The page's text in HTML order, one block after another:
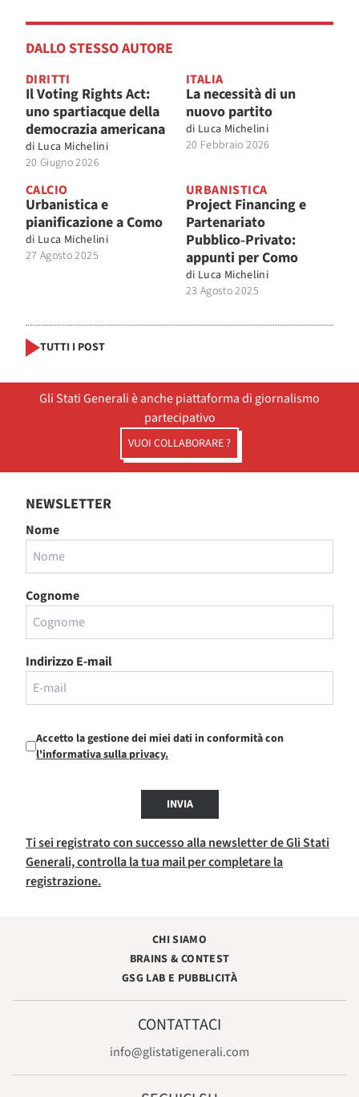
DALLO STESSO AUTORE
DIRITTI
Il Voting Rights Act:
uno spartiacque della
democrazia americana
di Luca Michelini
20 Giugno 2026
ITALIA
La necessità di un
nuovo partito
di Luca Michelini
20 Febbraio 2026
CALCIO
Urbanistica e
pianificazione a Como
di Luca Michelini
27 Agosto 2025
URBANISTICA
Project Financing e
Partenariato
Pubblico‑Privato:
appunti per Como
di Luca Michelini
23 Agosto 2025
TUTTI I POST
Gli Stati Generali è anche piattaforma di giornalismo
partecipativo
VUOI COLLABORARE ?
NEWSLETTER
Nome
Cognome
Indirizzo E-mail
Accetto la gestione dei miei dati in conformità con
l'informativa sulla privacy.
INVIA
Ti sei registrato con successo alla newsletter de Gli Stati
Generali, controlla la tua mail per completare la
registrazione.
CHI SIAMO
BRAINS & CONTEST
GSG LAB E PUBBLICITÀ
CONTATTACI
info@glistatigenerali.com